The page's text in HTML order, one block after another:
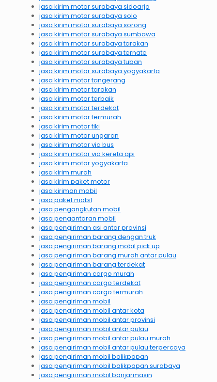
jasa kirim motor surabaya sidoarjo
jasa kirim motor surabaya solo
jasa kirim motor surabaya sorong
jasa kirim motor surabaya sumbawa
jasa kirim motor surabaya tarakan
jasa kirim motor surabaya ternate
jasa kirim motor surabaya tuban
jasa kirim motor surabaya yogyakarta
jasa kirim motor tangerang
jasa kirim motor tarakan
jasa kirim motor terbaik
jasa kirim motor terdekat
jasa kirim motor termurah
jasa kirim motor tiki
jasa kirim motor ungaran
jasa kirim motor via bus
jasa kirim motor via kereta api
jasa kirim motor yogyakarta
jasa kirim murah
jasa kirim paket motor
jasa kiriman mobil
jasa paket mobil
jasa pengangkutan mobil
jasa pengantaran mobil
jasa pengiriman asi antar provinsi
jasa pengiriman barang dengan truk
jasa pengiriman barang mobil pick up
jasa pengiriman barang murah antar pulau
jasa pengiriman barang terdekat
jasa pengiriman cargo murah
jasa pengiriman cargo terdekat
jasa pengiriman cargo termurah
jasa pengiriman mobil
jasa pengiriman mobil antar kota
jasa pengiriman mobil antar provinsi
jasa pengiriman mobil antar pulau
jasa pengiriman mobil antar pulau murah
jasa pengiriman mobil antar pulau terpercaya
jasa pengiriman mobil balikpapan
jasa pengiriman mobil balikpapan surabaya
jasa pengiriman mobil banjarmasin